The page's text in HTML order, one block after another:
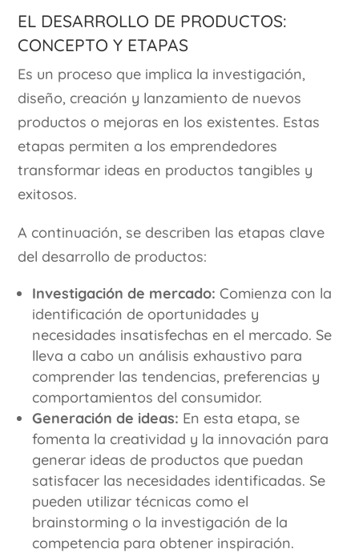
El desarrollo de productos:
Concepto y etapas
Es un proceso que implica la investigación,
diseño, creación y lanzamiento de nuevos
productos o mejoras en los existentes. Estas
etapas permiten a los emprendedores
transformar ideas en productos tangibles y
exitosos.
A continuación, se describen las etapas clave
del desarrollo de productos:
Investigación de mercado: Comienza con la
identificación de oportunidades y
necesidades insatisfechas en el mercado. Se
lleva a cabo un análisis exhaustivo para
comprender las tendencias, preferencias y
comportamientos del consumidor.
Generación de ideas: En esta etapa, se
fomenta la creatividad y la innovación para
generar ideas de productos que puedan
satisfacer las necesidades identificadas. Se
pueden utilizar técnicas como el
brainstorming o la investigación de la
competencia para obtener inspiración.